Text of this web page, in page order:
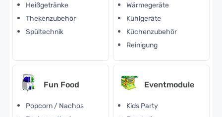
Heißgetränke
Thekenzubehör
Spültechnik
Wärmegeräte
Kühlgeräte
Küchenzubehör
Reinigung
Fun Food
Popcorn / Nachos
Eventmodule
Kids Party